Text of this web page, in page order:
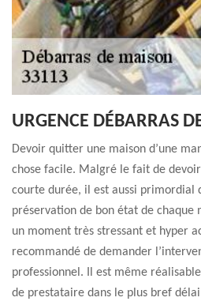
URGENCE DÉBARRAS
Devoir quitter une maison d’une
chose facile. Malgré le fait de
courte durée, il est aussi primordial
préservation de bon état de chaque
un moment très stressant et hyper
recommandé de demander
professionnel. Il est même
de prestataire dans le plus bref